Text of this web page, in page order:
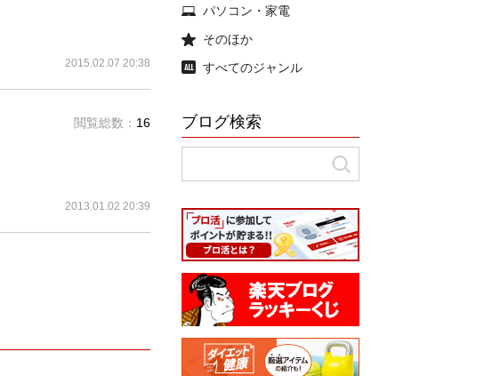
2015.02.07 20:38
閲覧総数： 16
2013.01.02 20:39
パソコン・家電
そのほか
すべてのジャンル
ブログ検索